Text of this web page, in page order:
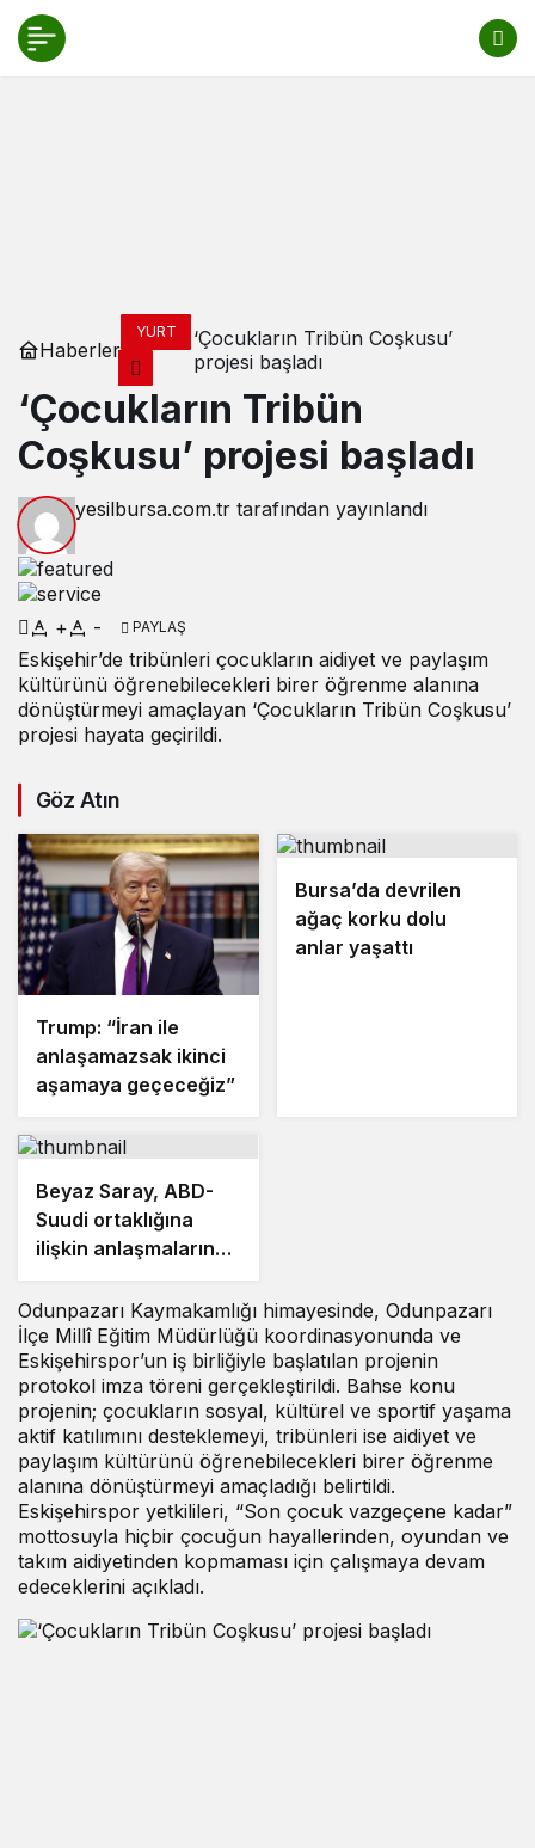
Haberler
YURT
‘Çocukların Tribün Coşkusu’
projesi başladı
‘Çocukların Tribün
Coşkusu’ projesi başladı
yesilbursa.com.tr tarafından yayınlandı
+ - PAYLAŞ
Eskişehir’de tribünleri çocukların aidiyet ve paylaşım
kültürünü öğrenebilecekleri birer öğrenme alanına
dönüştürmeyi amaçlayan ‘Çocukların Tribün Coşkusu’
projesi hayata geçirildi.
Göz Atın
Trump: “İran ile
anlaşamazsak ikinci
aşamaya geçeceğiz”
Bursa’da devrilen
ağaç korku dolu
anlar yaşattı
Beyaz Saray, ABD-
Suudi ortaklığına
ilişkin anlaşmaların
Odunpazarı Kaymakamlığı himayesinde, Odunpazarı
İlçe Millî Eğitim Müdürlüğü koordinasyonunda ve
Eskişehirspor’un iş birliğiyle başlatılan projenin
protokol imza töreni gerçekleştirildi. Bahse konu
projenin; çocukların sosyal, kültürel ve sportif yaşama
aktif katılımını desteklemeyi, tribünleri ise aidiyet ve
paylaşım kültürünü öğrenebilecekleri birer öğrenme
alanına dönüştürmeyi amaçladığı belirtildi.
Eskişehirspor yetkilileri, “Son çocuk vazgeçene kadar”
mottosuyla hiçbir çocuğun hayallerinden, oyundan ve
takım aidiyetinden kopmaması için çalışmaya devam
edeceklerini açıkladı.